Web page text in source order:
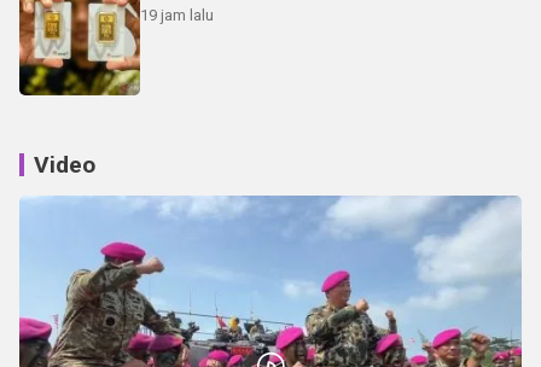
19 jam lalu
Video